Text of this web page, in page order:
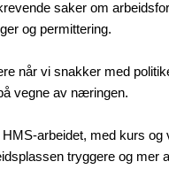
saker om
og permittering.
når vi snakker med
vegne av næringen.
HMS-arbeidet, med kurs og
tryggere og mer